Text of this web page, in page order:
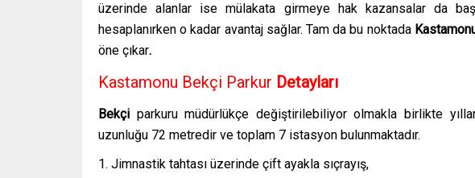
üzerinde alanlar ise mülakata girmeye hak kazansalar da
hesaplanırken o kadar avantaj sağlar. Tam da bu noktada
öne çıkar.
Kastamonu Bekçi Parkur Detayları
Bekçi parkuru müdürlükçe değiştirilebiliyor olmakla birlikte
uzunluğu 72 metredir ve toplam 7 istasyon bulunmaktadır.
Jimnastik tahtası üzerinde çift ayakla sıçrayış,